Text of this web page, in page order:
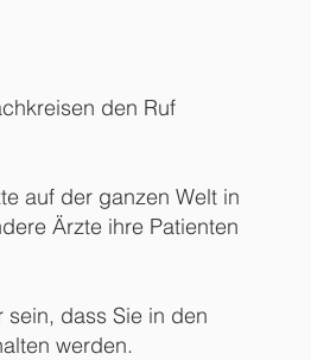
den Ruf
auf der ganzen Welt in
Ärzte ihre Patienten
dass Sie in den
werden.